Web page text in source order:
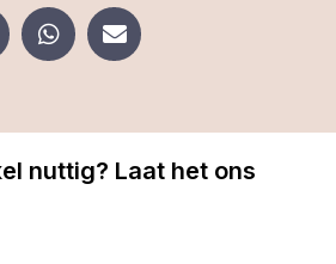
nuttig? Laat het ons